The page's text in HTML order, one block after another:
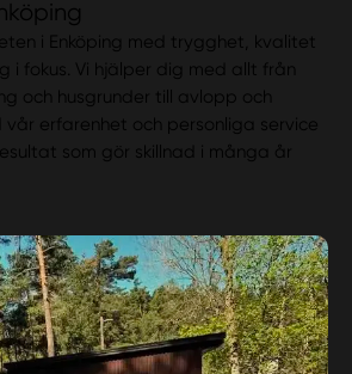
i Enköping med trygghet, kvalitet
i fokus. Vi hjälper dig med allt från
och husgrunder till avlopp och
erfarenhet och personliga service
som gör skillnad i många år